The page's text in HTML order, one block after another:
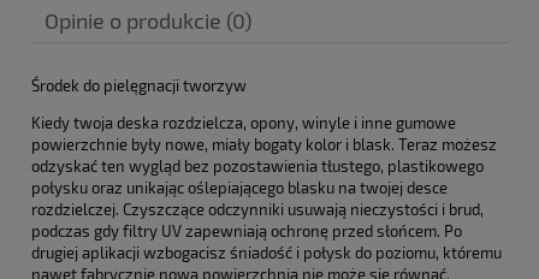
Opinie o produkcie (0)
Środek do pielęgnacji tworzyw
Kiedy twoja deska rozdzielcza, opony, winyle i inne gumowe
powierzchnie były nowe, miały bogaty kolor i blask. Teraz możesz
odzyskać ten wygląd bez pozostawienia tłustego, plastikowego
połysku oraz unikając oślepiającego blasku na twojej desce
rozdzielczej. Czyszczące odczynniki usuwają nieczystości i brud,
podczas gdy filtry UV zapewniają ochronę przed słońcem. Po
drugiej aplikacji wzbogacisz śniadość i połysk do poziomu, któremu
nawet fabrycznie nowa powierzchnia nie może się równać.